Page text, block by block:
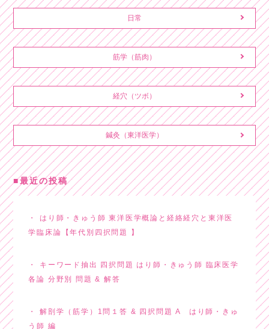
日常
筋学（筋肉）
経穴（ツボ）
鍼灸（東洋医学）
最近の投稿
はり師・きゅう師 東洋医学概論と経絡経穴と東洋医
学臨床論【年代別四択問題 】
キーワード抽出 四択問題 はり師・きゅう師 臨床医学
各論 分野別 問題 & 解答
解剖学（筋学）1問１答 & 四択問題 A はり師・きゅ
う師 編